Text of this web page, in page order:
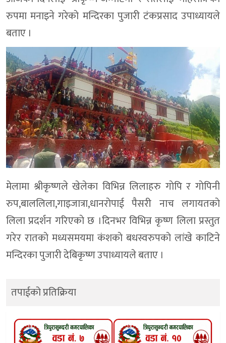
रुपमा मनाइने गरेकाे मन्दिरका पुजारी टंकप्रसाद उपाध्यायले
बताए ।
मेलामा श्रीकृष्णले खेलेका विभिन्न लिलाहरु गाेपि र गाेपिनी
रुप,बाललिला,गाइजात्रा,धानराेपाई पैसरी नाच लगायतकाे
लिला प्रदर्शन गरिएकाे छ ।दिनभर विभिन्न कृष्ण लिला प्रस्तुत
गरेर रातकाे मध्यसमयमा कंशकाे बधस्वरुपकाे लांखे काटिने
मन्दिरका पुजारी देबिकृष्ण उपाध्यायले बताए ।
तपाईको प्रतिक्रिया